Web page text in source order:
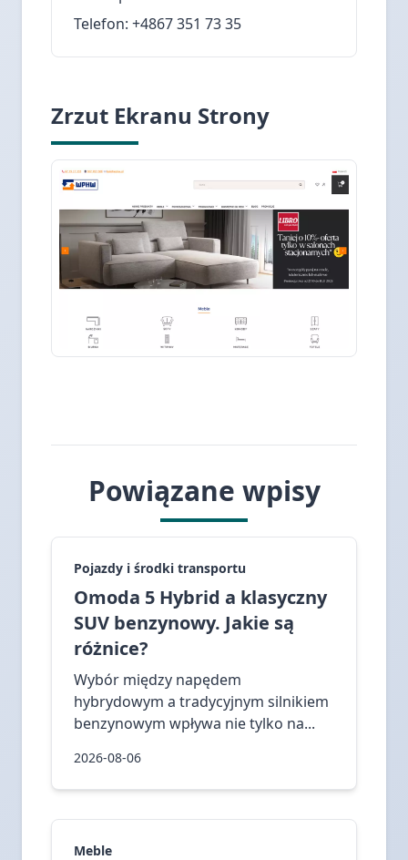
Telefon: +4867 351 73 35
Zrzut Ekranu Strony
Powiązane wpisy
Pojazdy i środki transportu
Omoda 5 Hybrid a klasyczny
SUV benzynowy. Jakie są
różnice?
Wybór między napędem
hybrydowym a tradycyjnym silnikiem
benzynowym wpływa nie tylko na...
2026-08-06
Meble